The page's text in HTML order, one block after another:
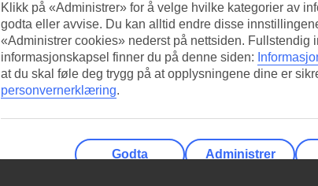
Klikk på «Administrer» for å velge hvilke kategorier av
godta eller avvise. Du kan alltid endre disse
«Administrer cookies» nederst på nettsiden. Fullstendig
informasjonskapsel finner du på denne siden:
at du skal føle deg trygg på at opplysningene dine er
personvernerklæring.
Godta Administrer